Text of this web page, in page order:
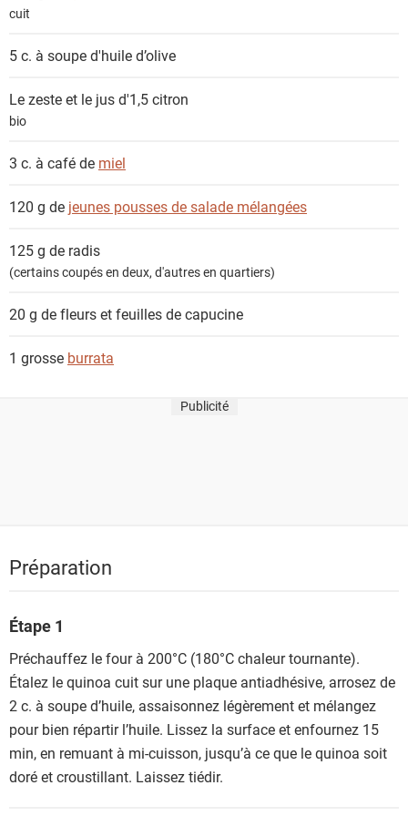
e
n
s
cuit
5 c. à souped'huile d’olive
Le zeste et le jus d'1,5citron
bio
3 c. à café de miel
120 g de jeunes pousses de salade mélangées
125 g de radis
(certains coupés en deux, d'autres en quartiers)
20 g de fleurs et feuilles decapucine
1 grosse burrata
Publicité
Préparation
Étape 1
Préchauffez le four à 200°C (180°C chaleur tournante).
Étalez le quinoa cuit sur une plaque antiadhésive, arrosez de
2 c. à soupe d’huile, assaisonnez légèrement et mélangez
pour bien répartir l’huile. Lissez la surface et enfournez 15
min, en remuant à mi-cuisson, jusqu’à ce que le quinoa soit
doré et croustillant. Laissez tiédir.